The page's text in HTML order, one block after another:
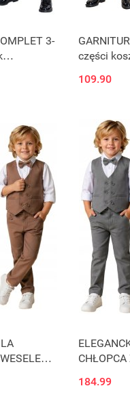
3-
części
109.90
184.99